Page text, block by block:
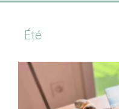
Été